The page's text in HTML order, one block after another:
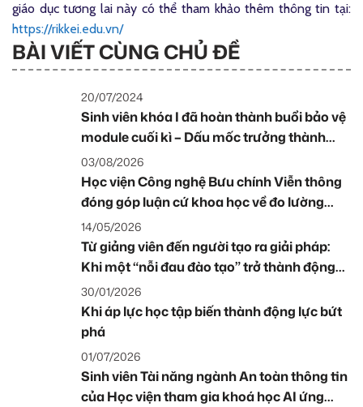
giáo dục tương lai này có thể tham khảo thêm thông tin tại:
https://rikkei.edu.vn/
BÀI VIẾT CÙNG CHỦ ĐỀ
20/07/2024
Sinh viên khóa I đã hoàn thành buổi bảo vệ
module cuối kì – Dấu mốc trưởng thành
sau năm học đầu tiên
03/08/2026
Học viện Công nghệ Bưu chính Viễn thông
đóng góp luận cứ khoa học về đo lường
kinh tế số tại Hội nghị chuyên đề của Thành
phố Hồ Chí Minh
14/05/2026
Từ giảng viên đến người tạo ra giải pháp:
Khi một “nỗi đau đào tạo” trở thành động
lực xây dựng RAIA tại Rikkei Education
30/01/2026
Khi áp lực học tập biến thành động lực bứt
phá
01/07/2026
Sinh viên Tài năng ngành An toàn thông tin
của Học viện tham gia khoá học AI ứng